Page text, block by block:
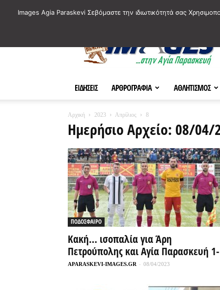
ΕΙΔΗΣΕΙΣ ΑΡΘΡΟΓΡΑΦΙΑ ΑΘΛΗΤΙΣΜΟΣ
Αρχική 2023 Απρίλιος 8
Ημερήσιο Αρχείο: 08/04/
ΠΟΔΟΣΦΑΙΡΟ
Κακή… ισοπαλία για Άρη
Πετρούπολης και Αγία Παρασκευή
APARASKEVI-IMAGES.GR - 08/04/2023
Images Agia Paraskevi Σεβόμαστε την ιδιωτικότητά σας